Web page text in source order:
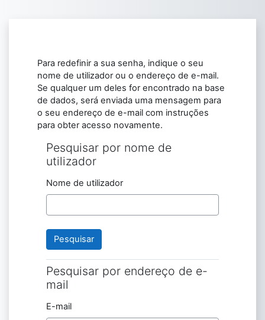
Para redefinir a sua senha, indique o seu
nome de utilizador ou o endereço de e-mail.
Se qualquer um deles for encontrado na base
de dados, será enviada uma mensagem para
o seu endereço de e-mail com instruções
para obter acesso novamente.
Pesquisar por nome de utilizador
Pesquisar por nome de
utilizador
Nome de utilizador
Pesquisar por endereço de e-mail
Pesquisar por endereço de e-
mail
E-mail